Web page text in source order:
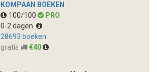
KOMPAAN BOEKEN
100/100
PRO
0-2 dagen
28693 boeken
gratis
€40